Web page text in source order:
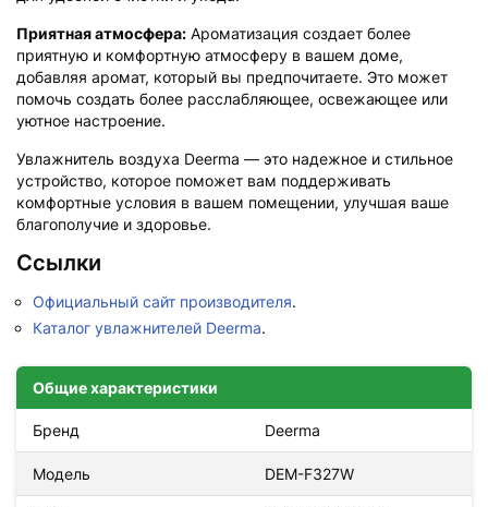
Приятная атмосфера: Ароматизация создает более
приятную и комфортную атмосферу в вашем доме,
добавляя аромат, который вы предпочитаете. Это может
помочь создать более расслабляющее, освежающее или
уютное настроение.
Увлажнитель воздуха Deerma — это надежное и стильное
устройство, которое поможет вам поддерживать
комфортные условия в вашем помещении, улучшая ваше
благополучие и здоровье.
Ссылки
Официальный сайт производителя.
Каталог увлажнителей Deerma.
Общие характеристики
Бренд Deerma
Модель DEM-F327W